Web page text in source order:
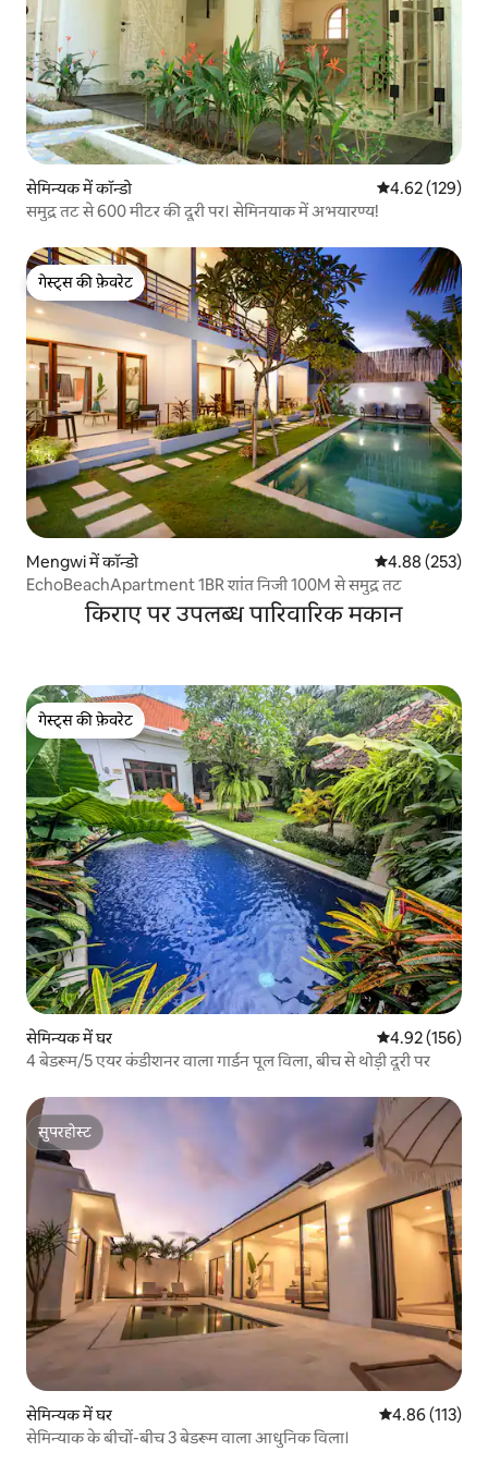
सेमिन्यक में कॉन्डो औसत रेटिंग 5 में से
4.62 (129)
समुद्र तट से 600 मीटर की दूरी पर। सेमिनयाक में अभयारण्य!
गेस्ट्स की फ़ेवरेट
गेस्ट्स की फ़ेवरेट
Mengwi में कॉन्डो औसत रेटिंग 5 में से
4.88 (253)
EchoBeachApartment 1BR शांत निजी 100M से समुद्र तट
किराए पर उपलब्ध पारिवारिक मकान
गेस्ट्स की फ़ेवरेट
गेस्ट्स की फ़ेवरेट
सेमिन्यक में घर औसत रेटिंग 5 में से
4.92 (156)
4 बेडरूम/5 एयर कंडीशनर वाला गार्डन पूल विला, बीच से थोड़ी दूरी पर
सुपरहोस्ट
सुपरहोस्ट
सेमिन्यक में घर औसत रेटिंग 5 में से
4.86 (113)
सेमिन्याक के बीचों-बीच 3 बेडरूम वाला आधुनिक विला।